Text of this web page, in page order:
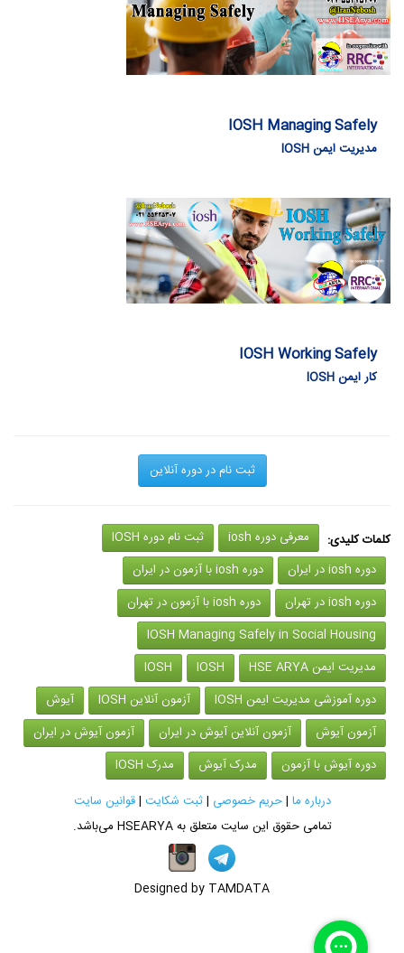
IOSH Managing Safely
مدیریت ایمن IOSH
IOSH Working Safely
کار ایمن IOSH
ثبت نام در دوره آنلاین
کلمات کلیدی: معرفی دوره iosh
ثبت نام دوره IOSH
دوره iosh در ایران
دوره iosh با آزمون در ایران
دوره iosh در تهران
دوره iosh با آزمون در تهران
IOSH Managing Safely in Social Housing
مدیریت ایمن HSE ARYA
IOSH
IOSH
دوره آموزشی مدیریت ایمن IOSH
آزمون آنلاین IOSH
آیوش
آزمون آیوش
آزمون آنلاین آیوش در ایران
آزمون آیوش در ایران
دوره آیوش با آزمون
مدرک آیوش
مدرک IOSH
درباره ما |حریم خصوصی |ثبت شکایت |قوانین سایت
تمامی حقوق این سایت متعلق بهHSEARYA می‌باشد.
Designed by TAMDATA